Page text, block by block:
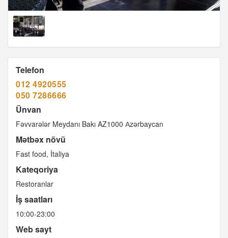
Telefon
012 4920555
050 7286666
Ünvan
Fəvvarələr Meydanı Bakı AZ1000 Аzərbaycan
Mətbəx növü
Fast food İtaliya
Kateqoriya
Restoranlar
İş saatları
10:00-23:00
Web sayt